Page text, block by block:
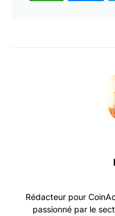
Rédacteur pour
passionné par le